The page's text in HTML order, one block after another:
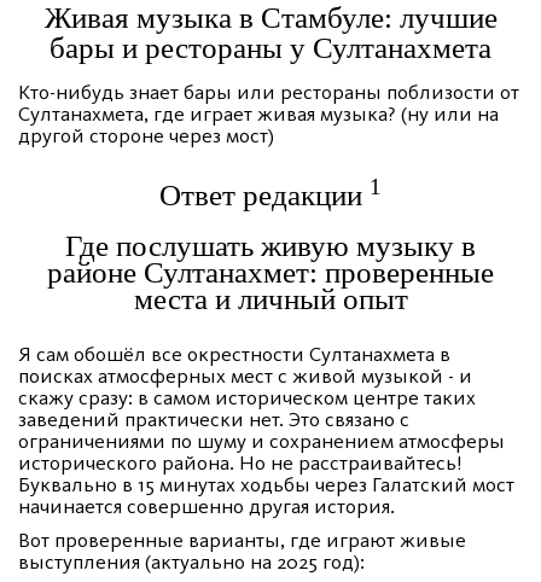
Живая музыка в Стамбуле: лучшие
бары и рестораны у Султанахмета
Кто-нибудь знает бары или рестораны поблизости от
Султанахмета, где играет живая музыка? (ну или на
другой стороне через мост)
Ответ редакции 1
Где послушать живую музыку в
районе Султанахмет: проверенные
места и личный опыт
Я сам обошёл все окрестности Султанахмета в
поисках атмосферных мест с живой музыкой - и
скажу сразу: в самом историческом центре таких
заведений практически нет. Это связано с
ограничениями по шуму и сохранением атмосферы
исторического района. Но не расстраивайтесь!
Буквально в 15 минутах ходьбы через Галатский мост
начинается совершенно другая история.
Вот проверенные варианты, где играют живые
выступления (актуально на 2025 год):